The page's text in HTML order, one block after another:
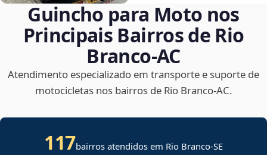
Guincho para Moto nos
Principais Bairros de Rio
Branco‑AC
Atendimento especializado em transporte e suporte de
motocicletas nos bairros de Rio Branco‑AC.
117bairros atendidos em Rio Branco-SE